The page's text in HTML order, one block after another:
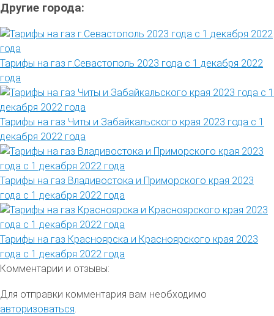
Другие города:
Тарифы на газ г.Севастополь 2023 года с 1 декабря 2022
года
Тарифы на газ Читы и Забайкальского края 2023 года с 1
декабря 2022 года
Тарифы на газ Владивостока и Приморского края 2023
года с 1 декабря 2022 года
Тарифы на газ Красноярска и Красноярского края 2023
года с 1 декабря 2022 года
Комментарии и отзывы:
Для отправки комментария вам необходимо
авторизоваться.